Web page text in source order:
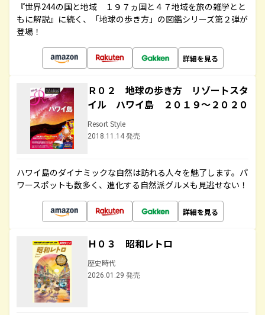
『世界244の国と地域 １９７ヵ国と４７地域を旅の雑学とと
もに解説』に続く、「地球の歩き方」の図鑑シリーズ第２弾が
登場！
詳細を見る
Ｒ０２ 地球の歩き方 リゾートスタ
イル ハワイ島 ２０１９～２０２０
Resort Style
2018.11.14 発売
ハワイ島のダイナミックな自然は訪れる人々を魅了します。パ
ワースポットも数多く、進化する自然派グルメも見逃せない！
詳細を見る
Ｈ０３ 昭和レトロ
歴史時代
2026.01.29 発売